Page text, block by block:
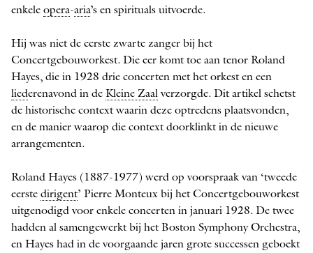
enkele opera-aria’s en spirituals uitvoerde.
Hij was niet de eerste zwarte zanger bij het
Concertgebouworkest. Die eer komt toe aan tenor Roland
Hayes, die in 1928 drie concerten met het orkest en een
liederenavond in de Kleine Zaal verzorgde. Dit artikel schetst
de historische context waarin deze optredens plaatsvonden,
en de manier waarop die context doorklinkt in de nieuwe
arrangementen.
Roland Hayes (1887-1977) werd op voorspraak van ‘tweede
eerste dirigent’ Pierre Monteux bij het Concertgebouworkest
uitgenodigd voor enkele concerten in januari 1928. De twee
hadden al samengewerkt bij het Boston Symphony ­Orchestra,
en Hayes had in de voorgaande jaren ­grote successen geboekt